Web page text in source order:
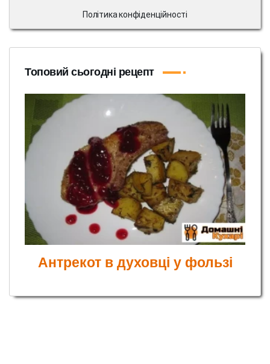
Політика конфіденційності
Топовий сьогодні рецепт
Антрекот в духовці у фользі